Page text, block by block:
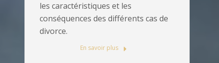
les caractéristiques et les
conséquences des différents cas de
divorce.
En savoir plus